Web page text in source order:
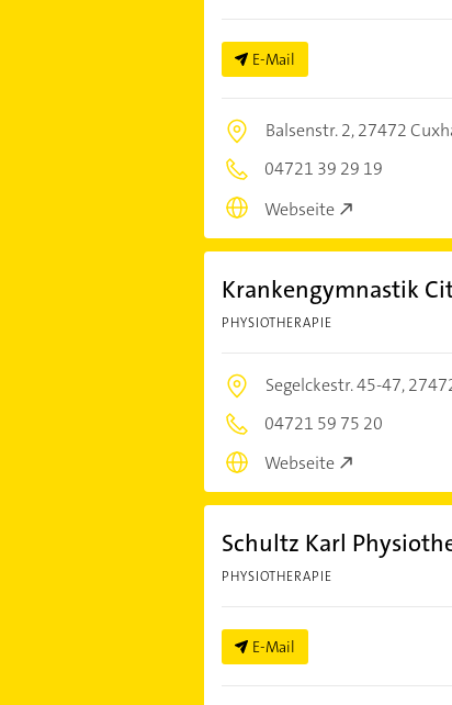
E-Mail
Balsenstr. 2,27472
04721 39 29 19
Webseite
Krankengymnastik
PHYSIOTHERAPIE
Segelckestr. 45-47,
04721 59 75 20
Webseite
Schultz Karl
PHYSIOTHERAPIE
E-Mail